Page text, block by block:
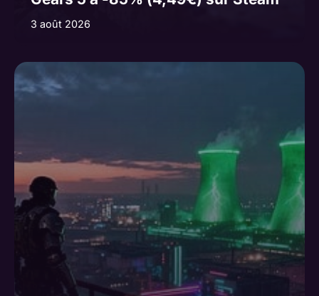
3 août 2026